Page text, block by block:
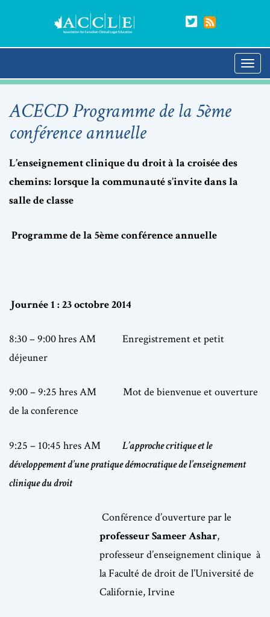
ACECD Programme de la 5ème
conférence annuelle
L’enseignement clinique du droit à la croisée des
chemins: lorsque la communauté s’invite dans la
salle de classe
Programme de la 5ème conférence annuelle
Journée 1 : 23 octobre 2014
8:30 – 9:00 hres AM Enregistrement et petit
déjeuner
9:00 – 9:25 hres AM Mot de bienvenue et ouverture
de la conference
9:25 – 10:45 hres AM
L’approche critique et le
développement d’une pratique démocratique de l’enseignement
clinique du droit
Conférence d’ouverture par le
professeur Sameer Ashar,
professeur d’enseignement clinique à
la Faculté de droit de l’Université de
Californie, Irvine